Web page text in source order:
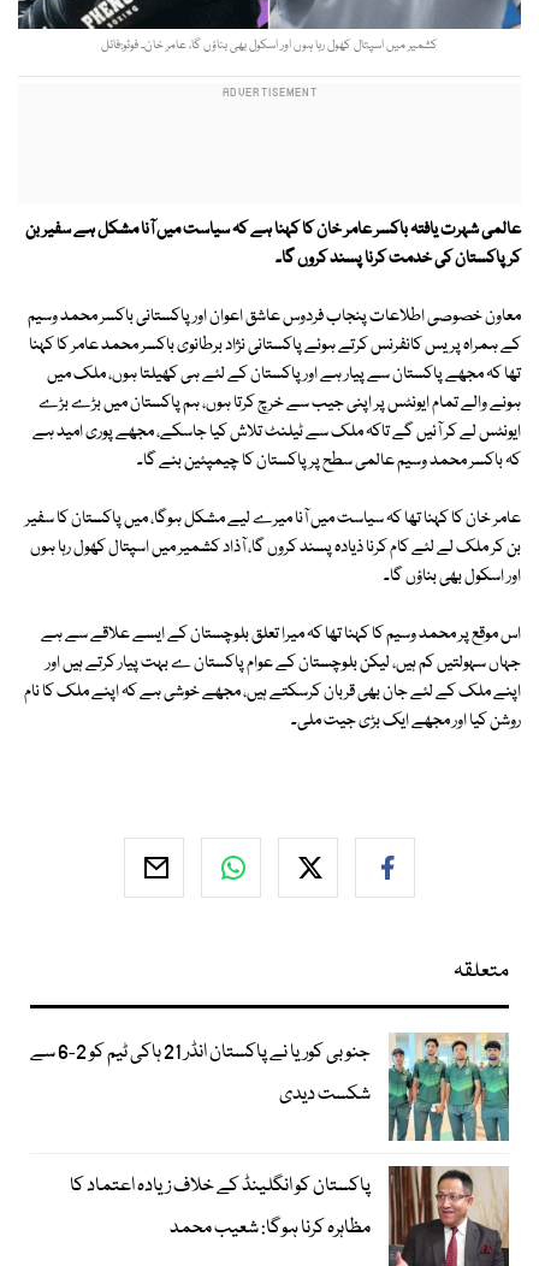
کشمیر میں اسپتال کھول رہا ہوں اور اسکول بھی بناؤں گا، عامر خان۔ فوٹو:فائل
عالمی شہرت یافتہ باکسر عامر خان کا کہنا ہے کہ سیاست میں آنا مشکل ہے سفیر بن
کر پاکستان کی خدمت کرنا پسند کروں گا۔
معاون خصوصی اطلاعات پنجاب فردوس عاشق اعوان اور پاکستانی باکسر محمد وسیم
کے ہمراہ پریس کانفرنس کرتے ہوئے پاکستانی نژاد برطانوی باکسر محمد عامر کا کہنا
تھا کہ مجھے پاکستان سے پیار ہے اور پاکستان کے لئے ہی کھیلتا ہوں، ملک میں
ہونے والے تمام ایونٹس پر اپنی جیب سے خرچ کرتا ہوں، ہم پاکستان میں بڑے بڑے
ایونٹس لے کر آئیں گے تاکہ ملک سے ٹیلنٹ تلاش کیا جاسکے، مجھے پوری امید ہے
کہ باکسر محمد وسیم عالمی سطح پر پاکستان کا چیمپئین بنے گا۔
عامر خان کا کہنا تھا کہ سیاست میں آنا میرے لیے مشکل ہوگا، میں پاکستان کا سفیر
بن کر ملک لے لئے کام کرنا ذیادہ پسند کروں گا، آذاد کشمیر میں اسپتال کھول رہا ہوں
اور اسکول بھی بناؤں گا۔
اس موقع پر محمد وسیم کا کہنا تھا کہ میرا تعلق بلوچستان کے ایسے علاقے سے ہے
جہاں سہولتیں کم ہیں، لیکن بلوچستان کے عوام پاکستان ے بہت پیار کرتے ہیں اور
اپنے ملک کے لئے جان بھی قربان کرسکتے ہیں، مجھے خوشی ہے کہ اپنے ملک کا نام
روشن کیا اور مجھے ایک بڑی جیت ملی۔
متعلقہ
جنوبی کوریا نے پاکستان انڈر 21 ہاکی ٹیم کو 2-6 سے
شکست دیدی
پاکستان کو انگلینڈ کے خلاف زیادہ اعتماد کا
مظاہرہ کرنا ہوگا: شعیب محمد